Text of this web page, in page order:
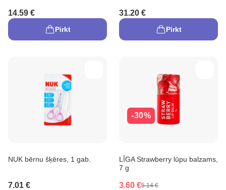
14.59 €
Pirkt
31.20 €
Pirkt
NUK bērnu šķēres, 1 gab.
7.01 €
-30%
LĪGA Strawberry lūpu balzams,
7 g
3.60 €5.14 €